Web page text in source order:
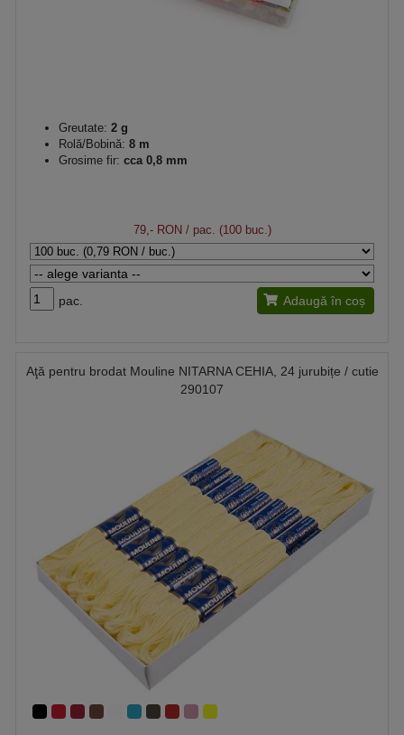
Greutate: 2 g
Rolă/Bobină: 8 m
Grosime fir: cca 0,8 mm
79,- RON / pac. (100 buc.)
pac. Adaugă în coș
Aţă pentru brodat Mouline NITARNA CEHIA, 24 jurubițe / cutie
290107